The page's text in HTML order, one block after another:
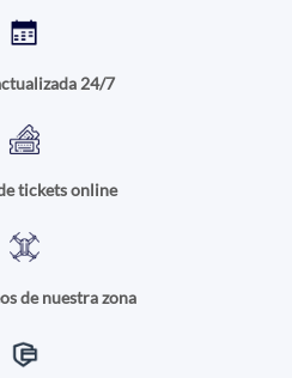
24/7
tickets online
de nuestra zona